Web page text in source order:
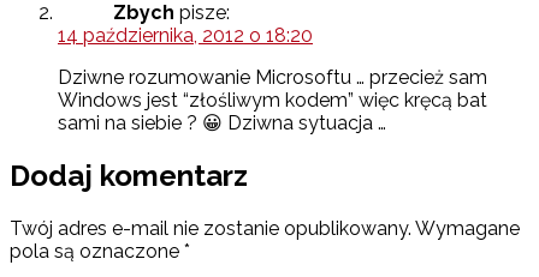
Zbych pisze:
14 października, 2012 o 18:20
Dziwne rozumowanie Microsoftu … przecież sam
Windows jest “złośliwym kodem” więc kręcą bat
sami na siebie ? 😀 Dziwna sytuacja …
Dodaj komentarz
Twój adres e-mail nie zostanie opublikowany. Wymagane
pola są oznaczone *